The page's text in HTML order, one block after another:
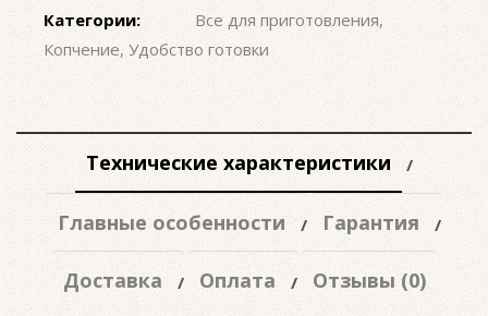
Категории: Все для приготовления,
Копчение,Удобство готовки
Технические характеристики
Главные особенности Гарантия
Доставка Оплата Отзывы (0)